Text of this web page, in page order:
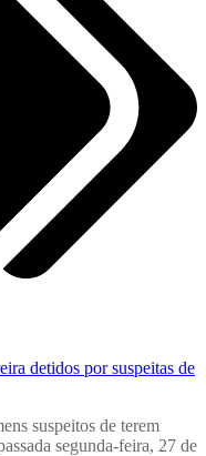
detidos por suspeitas de
suspeitos de terem
segunda-feira, 27 de